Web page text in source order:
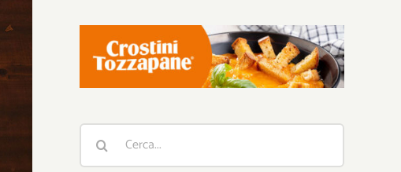
Cerca
per: